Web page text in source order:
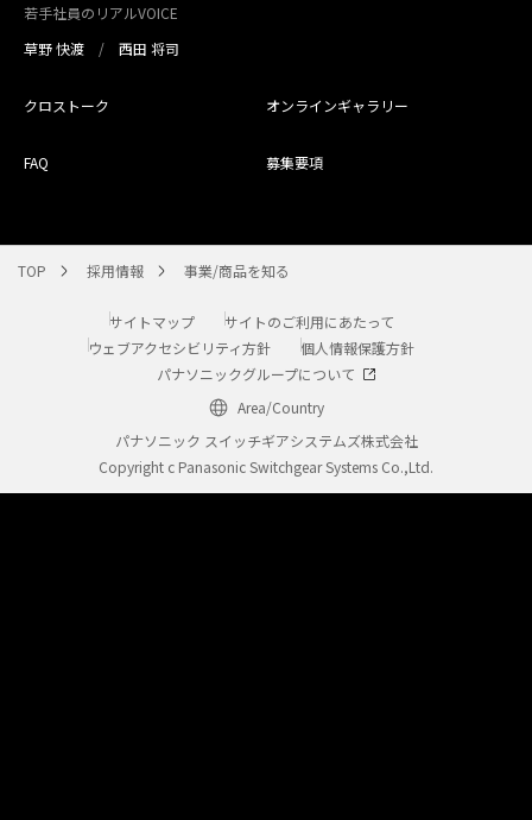
若手社員のリアルVOICE
草野 快渡
西田 将司
クロストーク オンラインギャラリー
FAQ 募集要項
TOP 採用情報 事業/商品を知る
サイトマップ
サイトのご利用にあたって
ウェブアクセシビリティ方針
個人情報保護方針
パナソニックグループについて
Area/Country
パナソニック スイッチギアシステムズ株式会社
Copyright c Panasonic Switchgear Systems Co.,Ltd.